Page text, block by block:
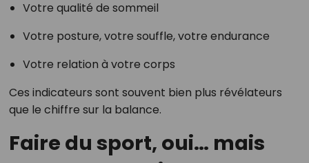
Votre qualité de sommeil
Votre posture, votre souffle, votre endurance
Votre relation à votre corps
Ces indicateurs sont souvent bien plus révélateurs
que le chiffre sur la balance.
Faire du sport, oui… mais